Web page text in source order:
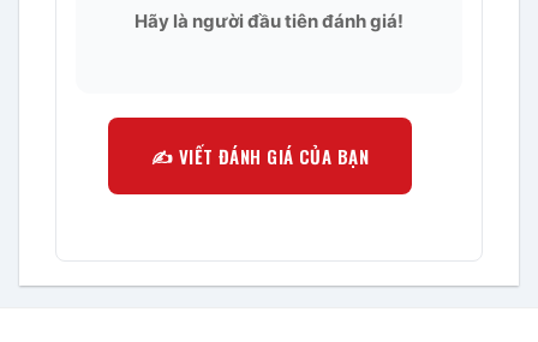
Hãy là người đầu tiên đánh giá!
✍️ VIẾT ĐÁNH GIÁ CỦA BẠN